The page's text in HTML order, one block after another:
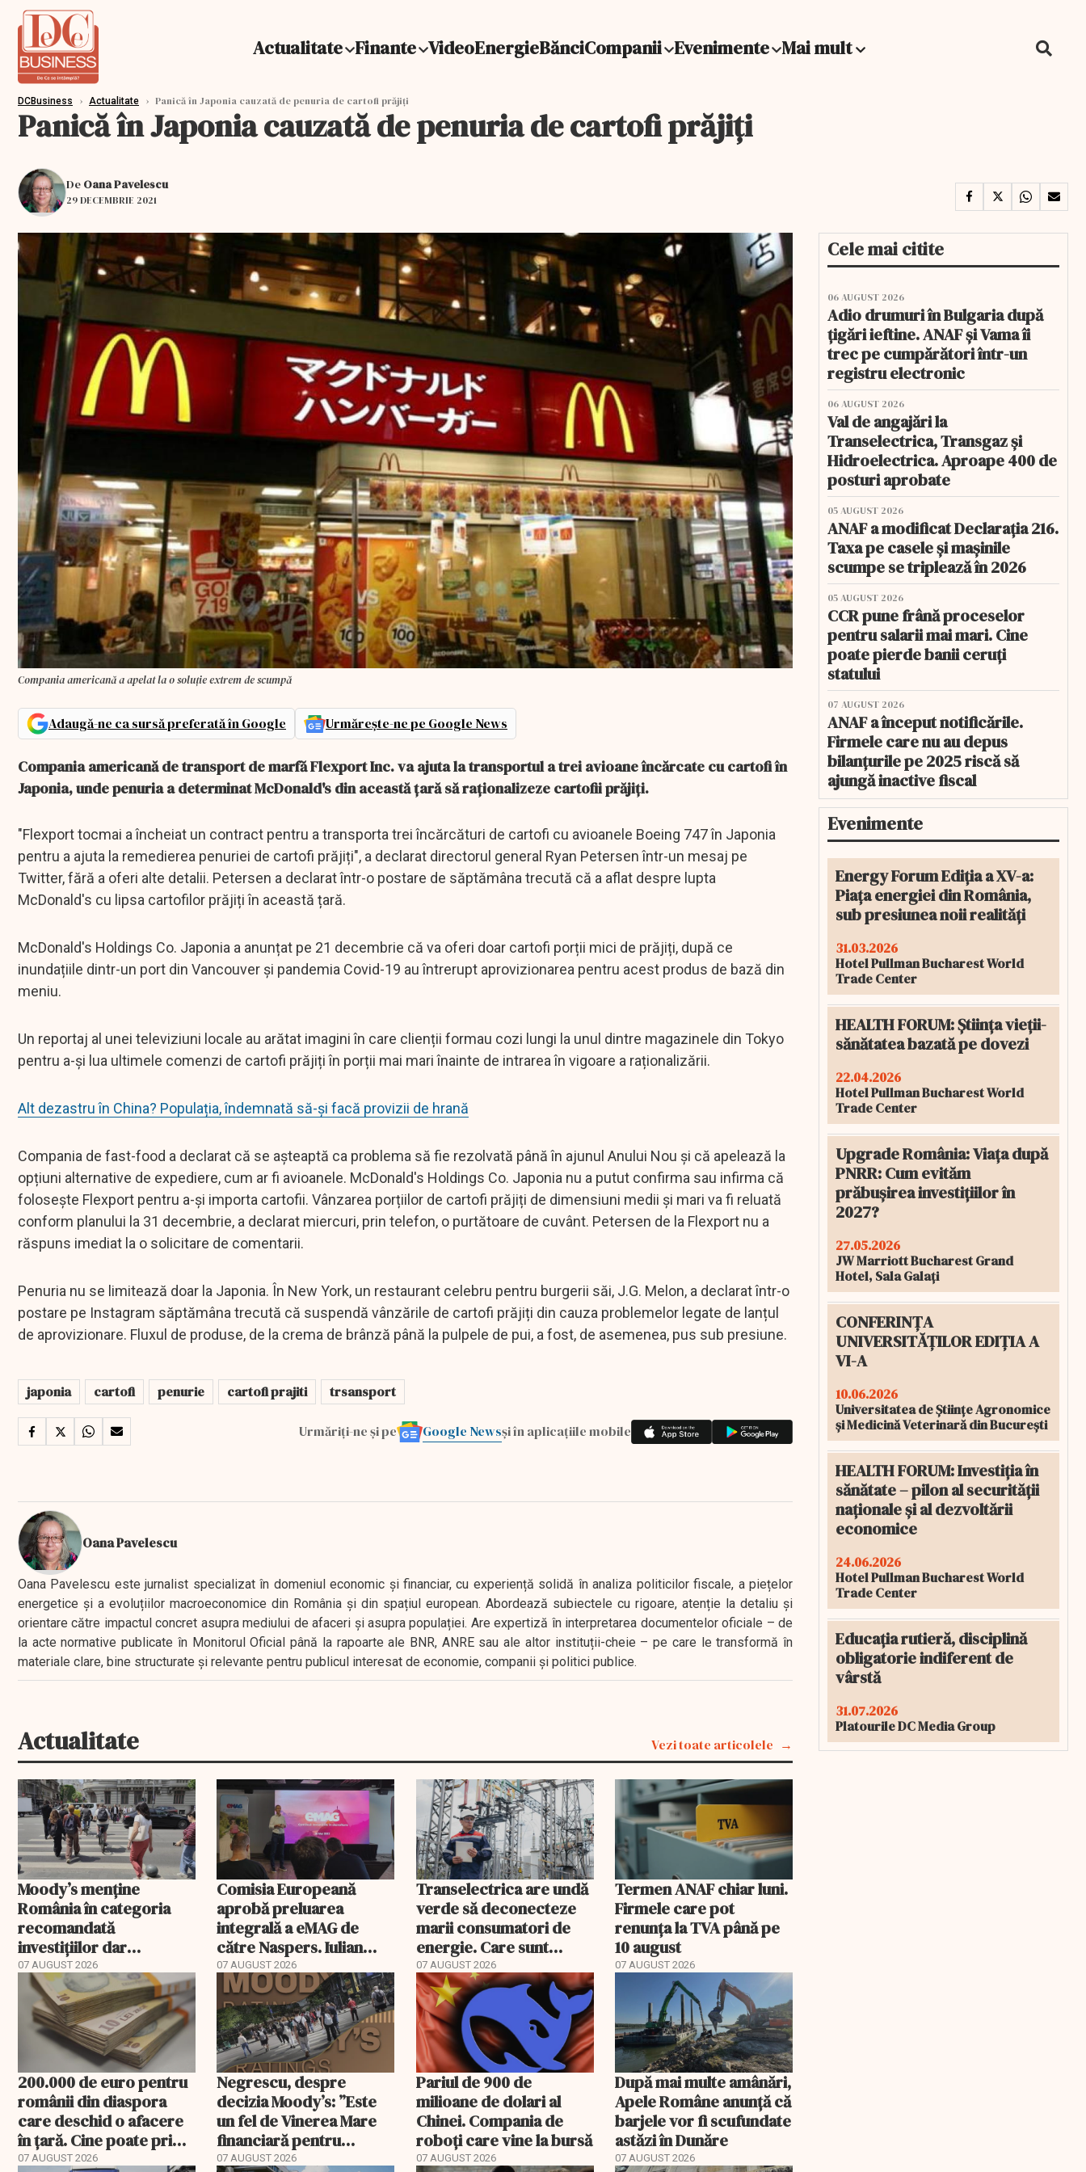
Actualitate Finante VideoEnergieBănciCompanii Evenimente Mai mult
DCBusiness › Actualitate › Panică în Japonia cauzată de penuria de cartofi prăjiți
Panică în Japonia cauzată de penuria de cartofi prăjiți
De Oana Pavelescu
29 DECEMBRIE 2021
Compania americană a apelat la o soluție extrem de scumpă
Adaugă-ne ca sursă preferată în Google Urmărește-ne pe Google News
Compania americană de transport de marfă Flexport Inc. va ajuta la transportul a trei avioane încărcate cu cartofi în
Japonia, unde penuria a determinat McDonald's din această țară să raționalizeze cartofii prăjiți.
"Flexport tocmai a încheiat un contract pentru a transporta trei încărcături de cartofi cu avioanele Boeing 747 în Japonia
pentru a ajuta la remedierea penuriei de cartofi prăjiți", a declarat directorul general Ryan Petersen într-un mesaj pe
Twitter, fără a oferi alte detalii. Petersen a declarat într-o postare de săptămâna trecută că a aflat despre lupta
McDonald's cu lipsa cartofilor prăjiți în această țară.
McDonald's Holdings Co. Japonia a anunțat pe 21 decembrie că va oferi doar cartofi porții mici de prăjiți, după ce
inundațiile dintr-un port din Vancouver și pandemia Covid-19 au întrerupt aprovizionarea pentru acest produs de bază din
meniu.
Un reportaj al unei televiziuni locale au arătat imagini în care clienții formau cozi lungi la unul dintre magazinele din Tokyo
pentru a-și lua ultimele comenzi de cartofi prăjiți în porții mai mari înainte de intrarea în vigoare a raționalizării.
Alt dezastru în China? Populația, îndemnată să-și facă provizii de hrană
Compania de fast-food a declarat că se așteaptă ca problema să fie rezolvată până în ajunul Anului Nou și că apelează la
opțiuni alternative de expediere, cum ar fi avioanele. McDonald's Holdings Co. Japonia nu a putut confirma sau infirma că
folosește Flexport pentru a-și importa cartofii. Vânzarea porțiilor de cartofi prăjiți de dimensiuni medii și mari va fi reluată
conform planului la 31 decembrie, a declarat miercuri, prin telefon, o purtătoare de cuvânt. Petersen de la Flexport nu a
răspuns imediat la o solicitare de comentarii.
Penuria nu se limitează doar la Japonia. În New York, un restaurant celebru pentru burgerii săi, J.G. Melon, a declarat într-o
postare pe Instagram săptămâna trecută că suspendă vânzările de cartofi prăjiți din cauza problemelor legate de lanțul
de aprovizionare. Fluxul de produse, de la crema de brânză până la pulpele de pui, a fost, de asemenea, pus sub presiune.
japonia cartofi penurie cartofi prajiti trsansport
Urmăriți-ne și pe Google Newsși în aplicațiile mobile
Oana Pavelescu
Oana Pavelescu este jurnalist specializat în domeniul economic și financiar, cu experiență solidă în analiza politicilor fiscale, a piețelor
energetice și a evoluțiilor macroeconomice din România și din spațiul european. Abordează subiectele cu rigoare, atenție la detaliu și
orientare către impactul concret asupra mediului de afaceri și asupra populației. Are expertiză în interpretarea documentelor oficiale – de
la acte normative publicate în Monitorul Oficial până la rapoarte ale BNR, ANRE sau ale altor instituții-cheie – pe care le transformă în
materiale clare, bine structurate și relevante pentru publicul interesat de economie, companii și politici publice.
Actualitate Vezi toate articolele
Moody’s menține
România în categoria
recomandată
investițiilor dar
transmite un
avertisment
07 AUGUST 2026
Comisia Europeană
aprobă preluarea
integrală a eMAG de
către Naspers. Iulian
Stanciu iese din
acționariat
07 AUGUST 2026
Transelectrica are undă
verde să deconecteze
marii consumatori de
energie. Care sunt
condițiile
07 AUGUST 2026
Termen ANAF chiar luni.
Firmele care pot
renunța la TVA până pe
10 august
07 AUGUST 2026
200.000 de euro pentru
românii din diaspora
care deschid o afacere
în țară. Cine poate primi
banii și ce trebuie
07 AUGUST 2026
Negrescu, despre
decizia Moody’s: ”Este
un fel de Vinerea Mare
financiară pentru
România”. Miza nu se
07 AUGUST 2026
Pariul de 900 de
milioane de dolari al
Chinei. Compania de
roboți care vine la bursă
07 AUGUST 2026
După mai multe amânări,
Apele Române anunță că
barjele vor fi scufundate
astăzi în Dunăre
07 AUGUST 2026
Cele mai citite
06 AUGUST 2026
Adio drumuri în Bulgaria după
țigări ieftine. ANAF și Vama îi
trec pe cumpărători într-un
registru electronic
06 AUGUST 2026
Val de angajări la
Transelectrica, Transgaz și
Hidroelectrica. Aproape 400 de
posturi aprobate
05 AUGUST 2026
ANAF a modificat Declarația 216.
Taxa pe casele și mașinile
scumpe se triplează în 2026
05 AUGUST 2026
CCR pune frână proceselor
pentru salarii mai mari. Cine
poate pierde banii ceruți
statului
07 AUGUST 2026
ANAF a început notificările.
Firmele care nu au depus
bilanțurile pe 2025 riscă să
ajungă inactive fiscal
Evenimente
Energy Forum Ediția a XV-a:
Piața energiei din România,
sub presiunea noii realități
31.03.2026
Hotel Pullman Bucharest World
Trade Center
HEALTH FORUM: Știința vieții-
sănătatea bazată pe dovezi
22.04.2026
Hotel Pullman Bucharest World
Trade Center
Upgrade România: Viața după
PNRR: Cum evităm
prăbușirea investițiilor în
2027?
27.05.2026
JW Marriott Bucharest Grand
Hotel, Sala Galați
CONFERINȚA
UNIVERSITĂȚILOR EDIȚIA A
VI-A
10.06.2026
Universitatea de Științe Agronomice
și Medicină Veterinară din București
HEALTH FORUM: Investiția în
sănătate – pilon al securității
naționale și al dezvoltării
economice
24.06.2026
Hotel Pullman Bucharest World
Trade Center
Educația rutieră, disciplină
obligatorie indiferent de
vârstă
31.07.2026
Platourile DC Media Group